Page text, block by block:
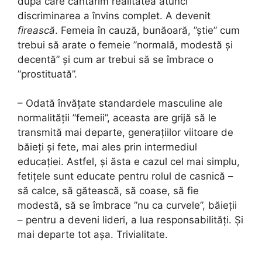
discriminarea a învins complet. A devenit
firească. Femeia în cauză, bunăoară, ”știe” cum
trebui să arate o femeie ”normală, modestă și
decentă” și cum ar trebui să se îmbrace o
”prostituată”.
– Odată învățate standardele masculine ale
normalității ”femeii”, aceasta are grijă să le
transmită mai departe, generațiilor viitoare de
băieți și fete, mai ales prin intermediul
educației. Astfel, și ăsta e cazul cel mai simplu,
fetițele sunt educate pentru rolul de casnică –
să calce, să gătească, să coase, să fie
modestă, să se îmbrace ”nu ca curvele”, băieții
– pentru a deveni lideri, a lua responsabilități. Și
mai departe tot așa. Trivialitate.